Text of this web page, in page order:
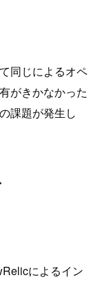
同じによるオペ
がきかなかった
課題が発生し
によるイン